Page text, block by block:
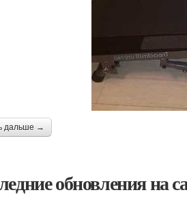
дальше →
обновления на